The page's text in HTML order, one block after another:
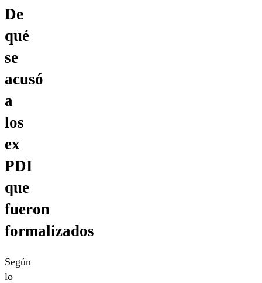
De
qué
se
acusó
a
los
ex
PDI
que
fueron
formalizados
Según
lo